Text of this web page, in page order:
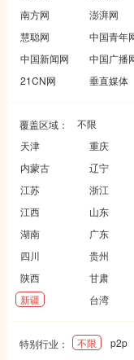
南方网
澎湃网
慧聪网
中国青年
中国新闻网
中国广播
21CN网
垂直媒体
覆盖区域： 不限
天津
重庆
内蒙古
辽宁
江苏
浙江
江西
山东
湖南
广东
四川
贵州
陕西
甘肃
新疆
台湾
特别行业： 不限 p2p